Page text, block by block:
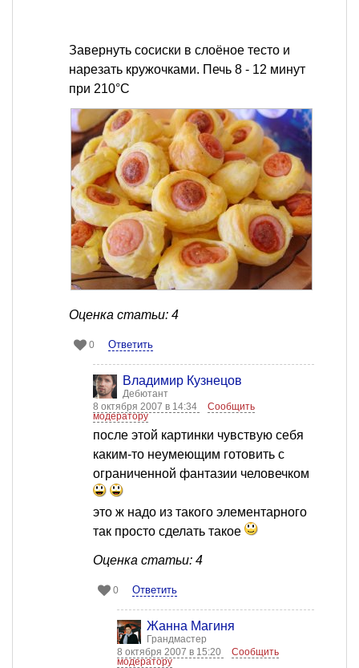
Завернуть сосиски в слоёное тесто и
нарезать кружочками. Печь 8 - 12 минут
при 210°C
Оценка статьи: 4
0 Ответить
Владимир Кузнецов
Дебютант
8 октября 2007 в 14:34
Сообщить
модератору
после этой картинки чувствую себя
каким-то неумеющим готовить с
ограниченной фантазии человечком
это ж надо из такого элементарного
так просто сделать такое
Оценка статьи: 4
0 Ответить
Жанна Магиня
Грандмастер
8 октября 2007 в 15:20
Сообщить
модератору